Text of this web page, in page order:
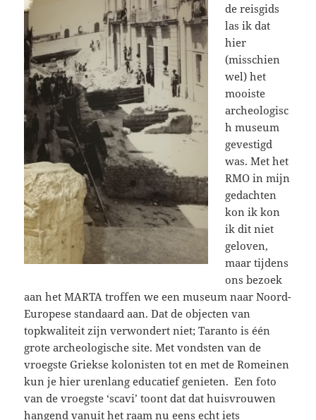
de reisgids
las ik dat
hier
(misschien
wel) het
mooiste
archeologisc
h museum
gevestigd
was. Met het
RMO in mijn
gedachten
kon ik kon
ik dit niet
geloven,
maar tijdens
ons bezoek
aan het MARTA troffen we een museum naar Noord-
Europese standaard aan. Dat de objecten van
topkwaliteit zijn verwondert niet; Taranto is één
grote archeologische site. Met vondsten van de
vroegste Griekse kolonisten tot en met de Romeinen
kun je hier urenlang educatief genieten. Een foto
van de vroegste ‘scavi’ toont dat dat huisvrouwen
hangend vanuit het raam nu eens echt iets